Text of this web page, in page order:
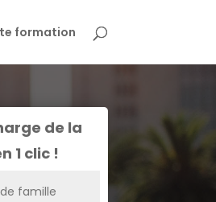
formation
de la
1 clic !